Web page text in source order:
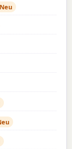
Neu